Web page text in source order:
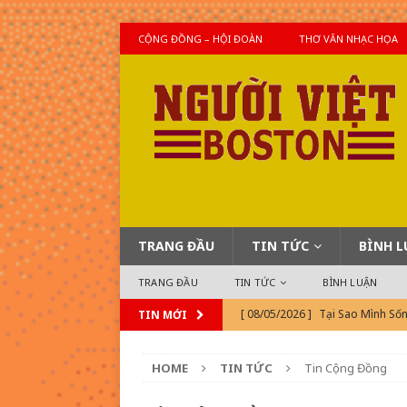
CỘNG ĐỒNG – HỘI ĐOÀN THƠ VĂN NHẠC HỌA
TRANG ĐẦU TIN TỨC BÌNH
TRANG ĐẦU TIN TỨC BÌNH LUẬN
TIN MỚI [ 08/05/2026 ] Tại Sao Mình
[ 08/04/2026 ] Tin Thế Giới
HOME TIN TỨC Tin Cộng Đồng